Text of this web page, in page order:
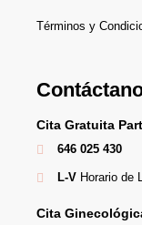
Términos y
Cita Gratuita
646 025 430
L-VHorario de
Cita